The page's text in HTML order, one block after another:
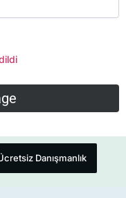
Danışmanlık